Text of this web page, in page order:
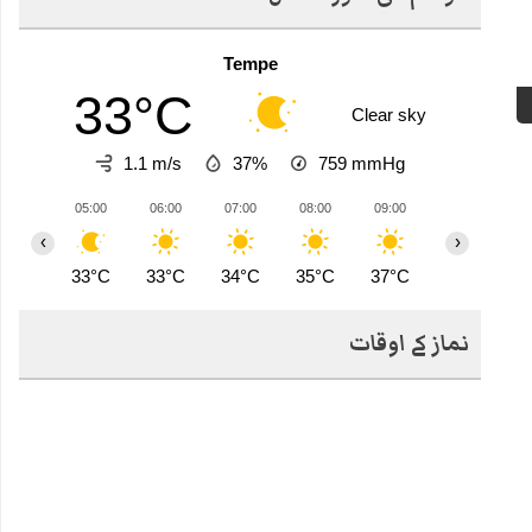
Tempe
33°C Clear sky
1.1 m/s 37% 759 mmHg
05:00
33°C
06:00
33°C
07:00
34°C
08:00
35°C
09:00
37°C
‹ ›
نماز کے اوقات